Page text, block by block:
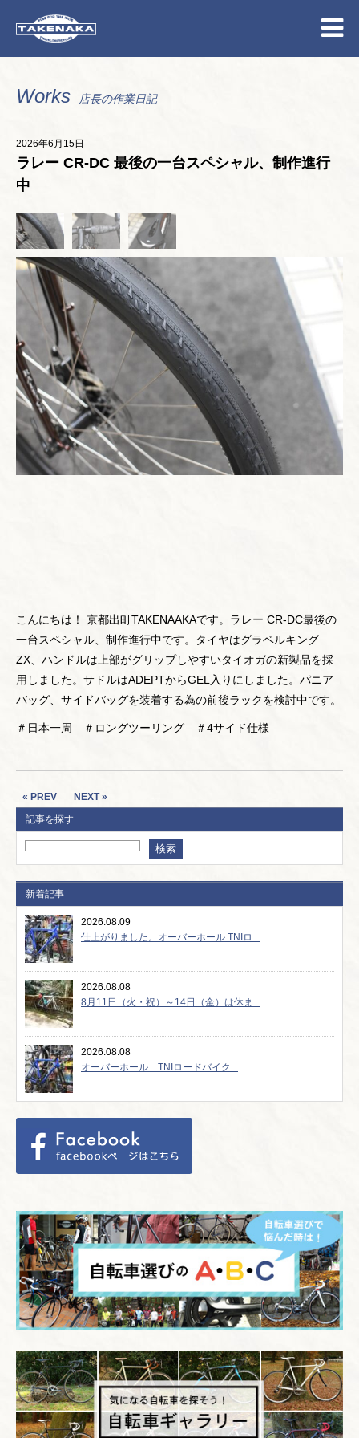
Works 店長の作業日記
2026年6月15日
ラレー CR-DC 最後の一台スペシャル、制作進行
中
こんにちは！ 京都出町TAKENAAKAです。ラレー CR-DC最後の
一台スペシャル、制作進行中です。タイヤはグラベルキング
ZX、ハンドルは上部がグリップしやすいタイオガの新製品を採
用しました。サドルはADEPTからGEL入りにしました。パニア
バッグ、サイドバッグを装着する為の前後ラックを検討中です。
＃日本一周 ＃ロングツーリング ＃4サイド仕様
« PREV
NEXT »
記事を探す
新着記事
2026.08.09
仕上がりました。オーバーホール TNIロ...
2026.08.08
8月11日（火・祝）～14日（金）は休ま...
2026.08.08
オーバーホール TNIロードバイク...